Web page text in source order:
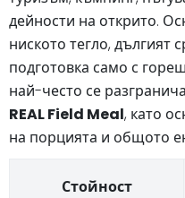
дейности на открито.
ниското тегло, дългият
подготовка само с
най-често се
REAL Field Meal, като
на порцията и общото
Стойност